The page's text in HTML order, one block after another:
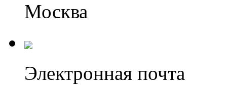
Москва
Электронная почта